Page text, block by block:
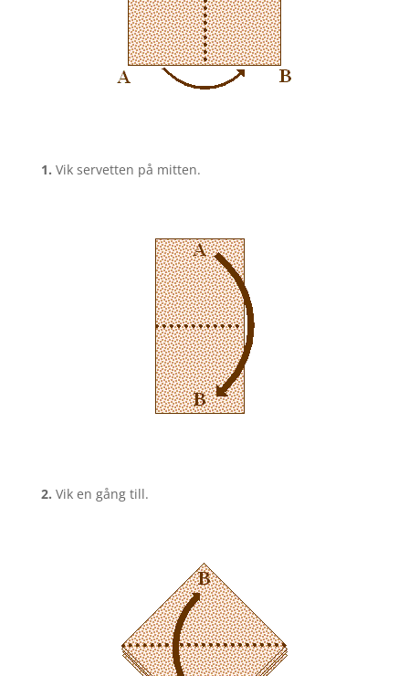
1. Vik servetten på mitten.
2. Vik en gång till.